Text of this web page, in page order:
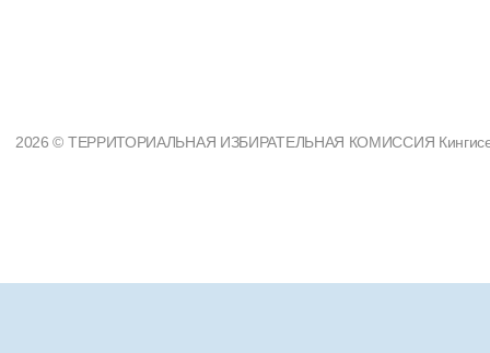
2026 © ТЕРРИТОРИАЛЬНАЯ ИЗБИРАТЕЛЬНАЯ КОМИССИЯ